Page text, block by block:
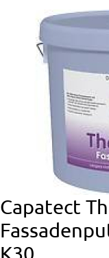
Capatect
K30